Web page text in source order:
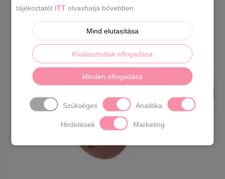
tájékoztatót ITT olvashatja bővebben.
Mind elutasítása
Kiválasztottak elfogadása
Minden elfogadása
Szükséges Analitika
Hirdetések Marketing